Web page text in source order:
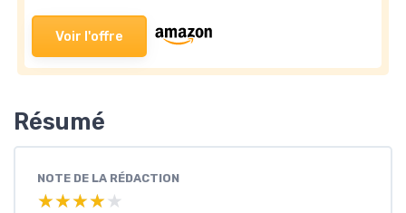
Voir l'offre
Résumé
NOTE DE LA RÉDACTION
★★★★★
★★★★★